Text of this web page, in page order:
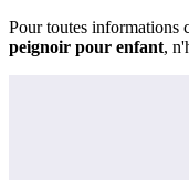
Pour toutes informations
peignoir pour enfant,